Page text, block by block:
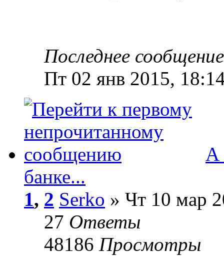
Последнее
Пт 02 янв 2015,
А
банке...
1, 2 Serko » Чт 10 мар
27 Ответы
48186 Просмотры